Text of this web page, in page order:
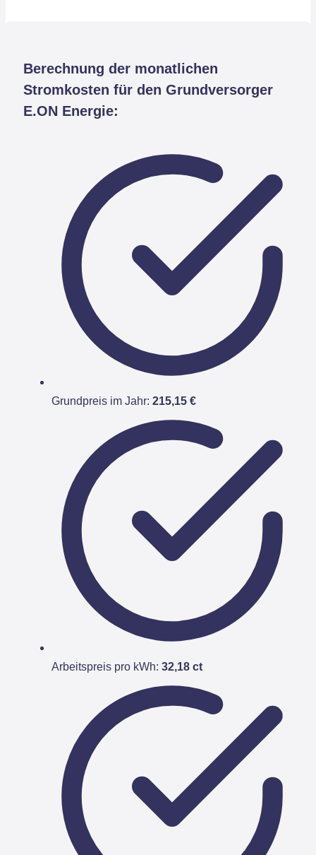
Berechnung der monatlichen
Stromkosten für den Grundversorger
E.ON Energie:
Grundpreis im Jahr: 215,15 €
Arbeitspreis pro kWh: 32,18 ct